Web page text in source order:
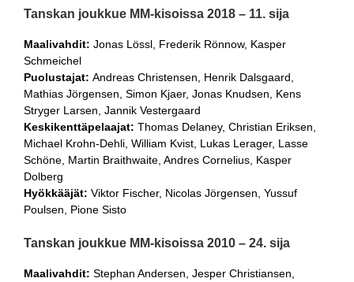
Tanskan joukkue MM-kisoissa 2018 – 11. sija
Maalivahdit: Jonas Lössl, Frederik Rönnow, Kasper
Schmeichel
Puolustajat: Andreas Christensen, Henrik Dalsgaard,
Mathias Jörgensen, Simon Kjaer, Jonas Knudsen, Kens
Stryger Larsen, Jannik Vestergaard
Keskikenttäpelaajat: Thomas Delaney, Christian Eriksen,
Michael Krohn-Dehli, William Kvist, Lukas Lerager, Lasse
Schöne, Martin Braithwaite, Andres Cornelius, Kasper
Dolberg
Hyökkääjät: Viktor Fischer, Nicolas Jörgensen, Yussuf
Poulsen, Pione Sisto
Tanskan joukkue MM-kisoissa 2010 – 24. sija
Maalivahdit: Stephan Andersen, Jesper Christiansen,